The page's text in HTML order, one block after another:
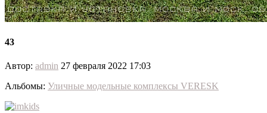
43
Автор: admin 27 февраля 2022 17:03
Альбомы: Уличные модельные комплексы VERESK